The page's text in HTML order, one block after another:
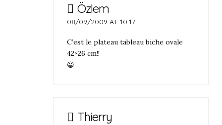
Özlem
08/09/2009 AT 10:17
C’est le plateau tableau biche ovale
42×26 cm!!
😀
Thierry